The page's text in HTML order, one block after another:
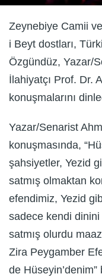
Zeynebiye Camii
i Beyt dostları,
Özgündüz, Yazar/
İlahiyatçı Prof. Dr.
konuşmalarını
Yazar/Senarist
konuşmasında,
şahsiyetler, Yezid
satmış olmaktan
efendimiz, Yezid
sadece kendi
satmış olurdu
Zira Peygamber
de